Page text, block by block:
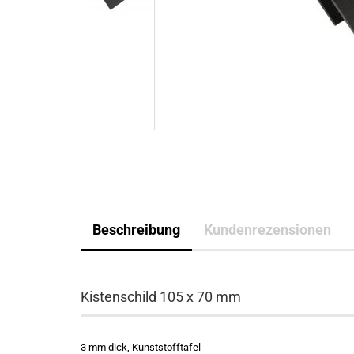
Beschreibung Kundenrezensionen
Kistenschild 105 x 70 mm
3 mm dick, Kunststofftafel